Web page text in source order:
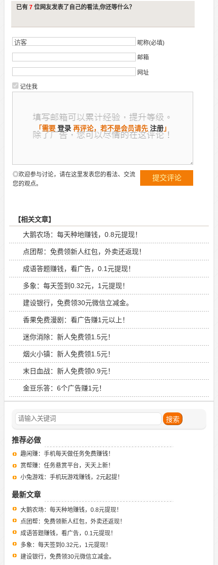
已有7 位网友发表了自己的看法,你还等什么？
昵称(必填)
邮箱
网址
记住我
◎欢迎参与讨论，请在这里发表您的看法、交流
您的观点。
【相关文章】
大鹅农场：每天种地赚钱，0.8元提现！
点团帮：免费领新人红包，外卖还返现！
成语答题赚钱，看广告，0.1元提现！
多象：每天签到0.32元，1元提现！
建设银行，免费领30元微信立减金。
香果免费漫剧：看广告赚1元以上！
迷你消除：新人免费领1.5元！
烟火小镇：新人免费领1.5元！
末日血战：新人免费领0.9元！
金豆乐答：6个广告赚1元！
推荐必做
趣闲赚：手机每天做任务免费赚钱！
赏帮赚：任务悬赏平台，天天上新！
小兔游戏：手机玩游戏赚钱，2元起提！
最新文章
大鹅农场：每天种地赚钱，0.8元提现！
点团帮：免费领新人红包，外卖还返现！
成语答题赚钱，看广告，0.1元提现！
多象：每天签到0.32元，1元提现！
建设银行，免费领30元微信立减金。
「需要 登录 再评论，若不是会员请先 注册」